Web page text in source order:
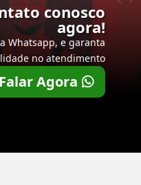
conosco
agora!
Whatsapp, e garanta
no atendimento
Falar Agora